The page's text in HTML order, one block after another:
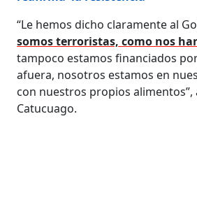
“Le hemos dicho claramente al
somos terroristas, como nos
tampoco estamos financiados
afuera, nosotros estamos en
con nuestros propios
Catucuago.